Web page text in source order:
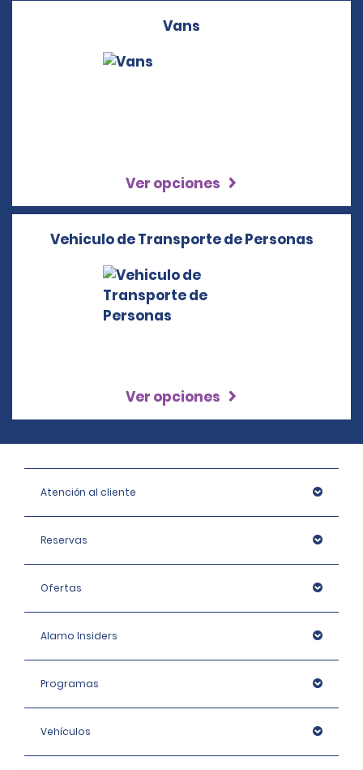
Vans
Ver opciones
Vehiculo de Transporte de Personas
Ver opciones
Atención al cliente
Reservas
Ofertas
Alamo Insiders
Programas
Vehículos